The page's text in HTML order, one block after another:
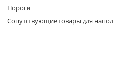
Пороги
Сопутствующие товары для